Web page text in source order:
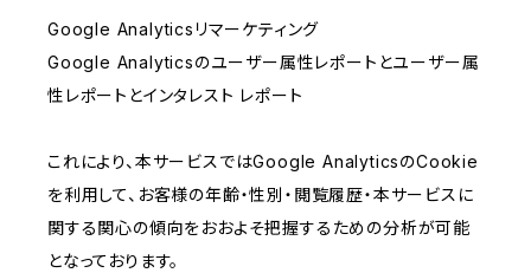
Google Analyticsリマーケティング
Google Analyticsのユーザー属性レポートとユーザー属
性レポートとインタレスト レポート
これにより、本サービスではGoogle AnalyticsのCookie
を利用して、お客様の年齢・性別・閲覧履歴・本サービスに
関する関心の傾向をおおよそ把握するための分析が可能
となっております。